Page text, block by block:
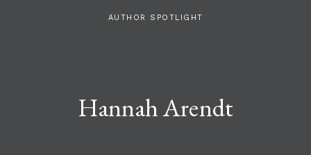
AUTHOR SPOTLIGHT
Hannah Arendt